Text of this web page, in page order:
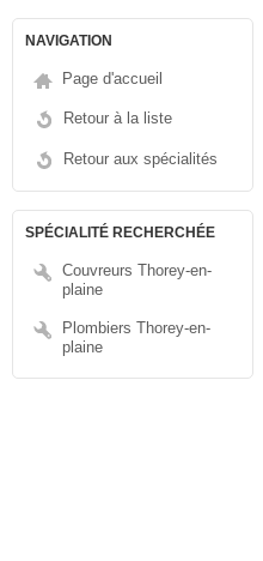
NAVIGATION
Page d'accueil
Retour à la liste
Retour aux spécialités
SPÉCIALITÉ RECHERCHÉE
Couvreurs Thorey-en-
plaine
Plombiers Thorey-en-
plaine